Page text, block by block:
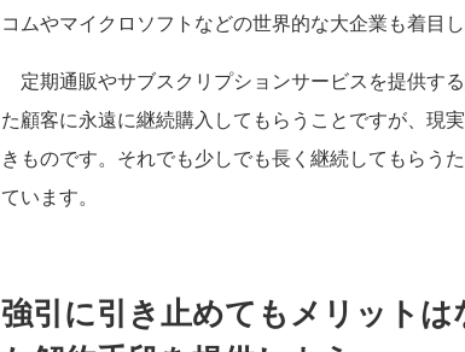
コムやマイクロソフトなどの世界的な大企業も着目し
定期通販やサブスクリプションサービスを提供す
た顧客に永遠に継続購入してもらうことですが、現
きものです。それでも少しでも長く継続してもらう
ています。
強引に引き止めてもメリット